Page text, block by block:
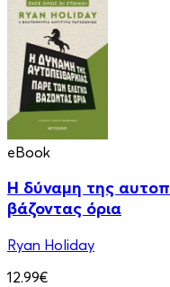
eBook
Η δύναμη της
βάζοντας όρια
Ryan Holiday
12.99€